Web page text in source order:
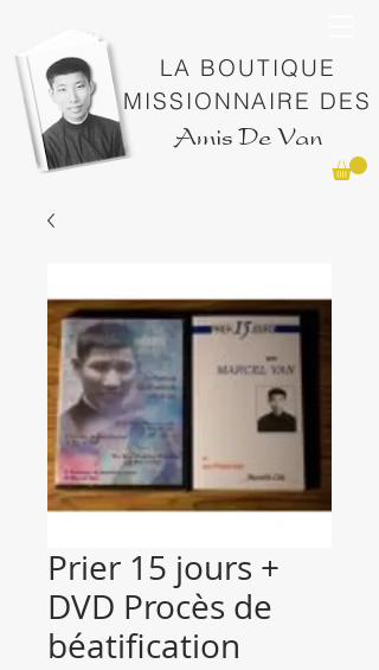
LA BOUTIQUE
MISSIONNAIRE DES
Amis De Van
Prier 15 jours +
DVD Procès de
béatification